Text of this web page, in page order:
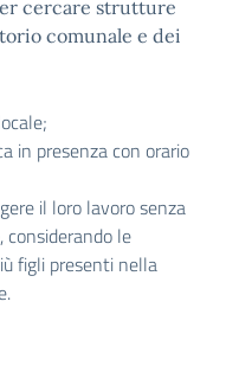
cercare strutture
comunale e dei
in presenza con orario
il loro lavoro senza
considerando le
figli presenti nella